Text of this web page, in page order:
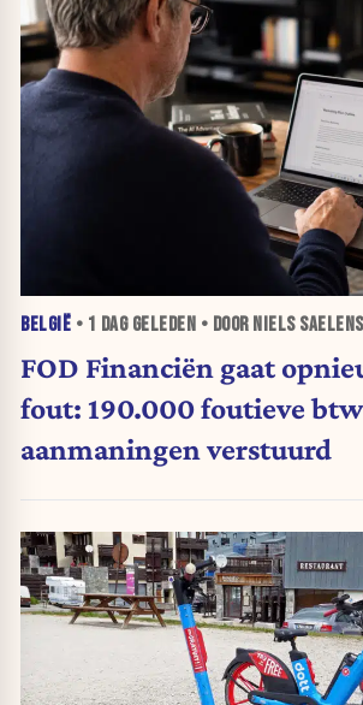
BELGIË • 1 DAGGELEDEN • DOOR NIELS SAELENS
FOD Financiën gaat
fout: 190.000 foutieve
aanmaningen verstuurd